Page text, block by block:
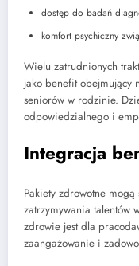
dostęp do badań
komfort psychiczny
Wielu zatrudnionych
jako benefit obejmujący
seniorów w rodzinie.
odpowiedzialnego i
Integracja
Pakiety zdrowotne
zatrzymywania
zdrowie jest dla
zaangażowanie i